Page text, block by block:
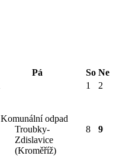
Pá So Ne
1 2
Komunální odpad
Troubky-
Zdislavice
(Kroměříž)
8 9